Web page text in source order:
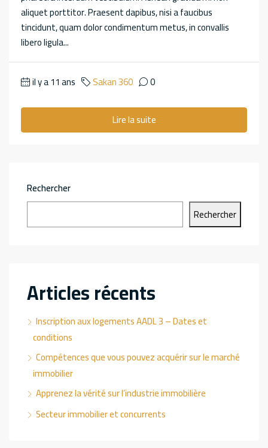
aliquet porttitor. Praesent dapibus, nisi a faucibus
tincidunt, quam dolor condimentum metus, in convallis
libero ligula...
il y a 11 ans Sakan 360 0
Lire la suite
Rechercher
Rechercher
Articles récents
Inscription aux logements AADL 3 – Dates et
conditions
Compétences que vous pouvez acquérir sur le marché
immobilier
Apprenez la vérité sur l’industrie immobilière
Secteur immobilier et concurrents